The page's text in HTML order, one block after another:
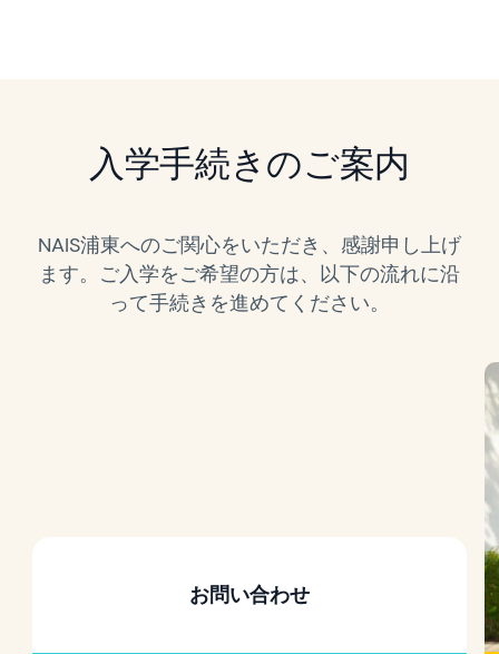
入学手続きのご案内
NAIS浦東へのご関心をいただき、感謝申し上げ
ます。ご入学をご希望の方は、以下の流れに沿
って手続きを進めてください。
お問い合わせ